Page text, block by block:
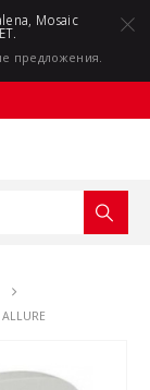
Mosaic
предложения.